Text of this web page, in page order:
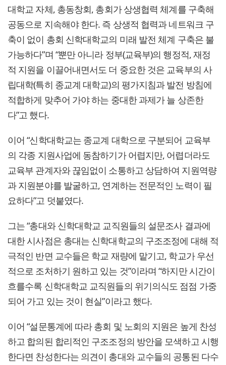
대학교 자체, 총동창회, 총회가 상생협력 체계를 구축해
공동으로 지속해야 한다. 즉 상생적 협력과 네트워크 구
축이 없이 총회 신학대학교의 미래 발전 체계 구축은 불
가능하다”며 “뿐만 아니라 정부(교육부)의 행정적, 재정
적 지원을 이끌어내면서도 더 중요한 것은 교육부의 사
립대학(특히 종교계 대학교)의 평가지침과 발전 방침에
적합하게 맞추어 가야 하는 중대한 과제가 늘 상존한
다”고 했다.
이어 “신학대학교는 종교계 대학으로 구분되어 교육부
의 각종 지원사업에 동참하기가 어렵지만, 어렵더라도
교육부 관계자와 끊임없이 소통하고 상담하여 지원역량
과 지원분야를 발굴하고, 연계하는 전문적인 노력이 필
요하다”고 덧붙였다.
그는 “총대와 신학대학교 교직원들의 설문조사 결과에
대한 시사점은 총대는 신학대학교의 구조조정에 대해 적
극적인 반면 교수들은 학교 재량에 맡기고, 학교가 우선
적으로 조처하기 원하고 있는 것”이라며 “하지만 시간이
흐를수록 신학대학교 교직원들의 위기의식도 점점 가중
되어 가고 있는 것이 현실”이라고 했다.
이어 “설문통계에 따라 총회 및 노회의 지원은 높게 찬성
하고 합의된 합리적인 구조조정의 방안을 모색하고 시행
한다면 찬성한다는 의견이 총대와 교수들의 공통된 다수